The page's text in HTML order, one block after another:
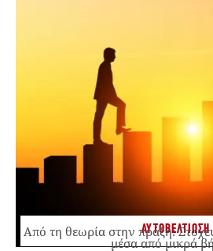
ΑΥΤΟΒΕΛΤΙΩΣΗ
Από τη θεωρία στην πράξη:
μέσα από μικρά